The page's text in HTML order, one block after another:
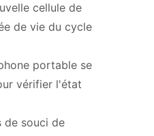
cellule de
de vie du cycle
portable se
vérifier l'état
de souci de